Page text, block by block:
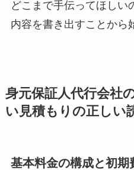
どこまで手伝ってほしい
内容を書き出すことから
身元保証人代行会社
い見積もりの正しい
基本料金の構成と初期